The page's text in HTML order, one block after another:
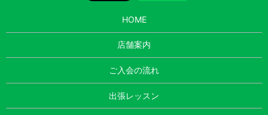
HOME
店舗案内
ご入会の流れ
出張レッスン